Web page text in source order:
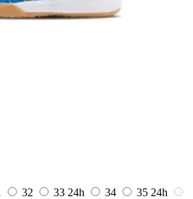
32 33 24h 34 35 24h